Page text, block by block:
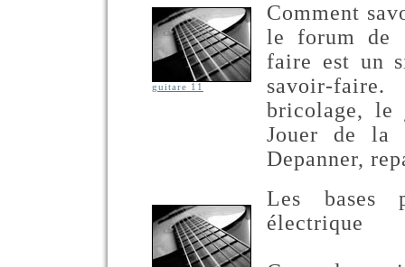
guitare 11
Comment
le forum de
faire est un
savoir-
bricolage, le
Jouer de la
Depanner,
Les bases
électrique